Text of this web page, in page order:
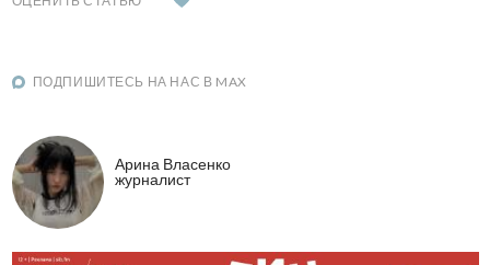
ПОДПИШИТЕСЬ НА НАС В MAX
Арина Власенко
журналист